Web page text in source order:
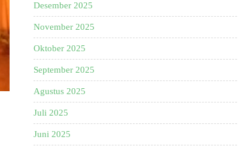
Desember 2025
November 2025
Oktober 2025
September 2025
Agustus 2025
Juli 2025
Juni 2025